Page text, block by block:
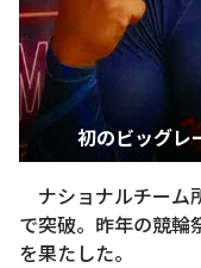
初のビッグレ
ナショナルチーム
で突破。昨年の競輪
を果たした。